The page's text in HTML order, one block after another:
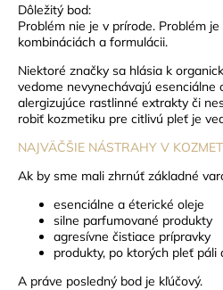
Dôležitý bod:
Problém nie je v prírode. Problém
kombináciách a formulácii.
Niektoré značky sa hlásia k
vedome nevynechávajú esenciálne
alergizujúce rastlinné extrakty či
robiť kozmetiku pre citlivú pleť je
NAJVÄČŠIE NÁSTRAHY V
Ak by sme mali zhrnúť základné
esenciálne a éterické oleje
silne parfumované produkty
agresívne čistiace prípravky
produkty, po ktorých pleť páli
A práve posledný bod je kľúčový.